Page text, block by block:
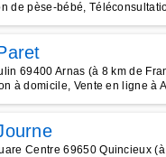
de pèse-bébé,
69400 Arnas (à 8 km de
à domicile, Vente en ligne à
Centre 69650 Quincieux